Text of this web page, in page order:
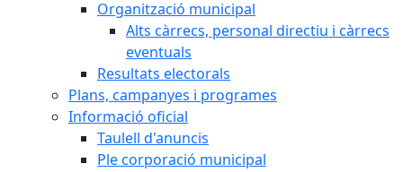
Organització municipal
Alts càrrecs, personal directiu i càrrecs
eventuals
Resultats electorals
Plans, campanyes i programes
Informació oficial
Taulell d'anuncis
Ple corporació municipal